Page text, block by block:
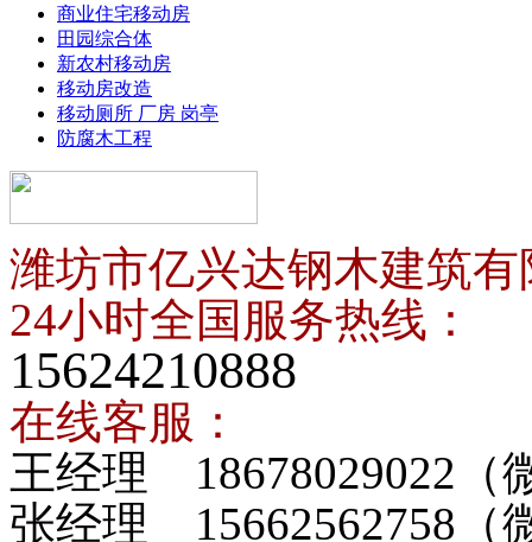
商业住宅移动房
田园综合体
新农村移动房
移动房改造
移动厕所 厂房 岗亭
防腐木工程
潍坊市亿兴达钢木建筑有
24小时全国服务热线：
15624210888
在线客服：
王经理 18678029022（
张经理 15662562758（